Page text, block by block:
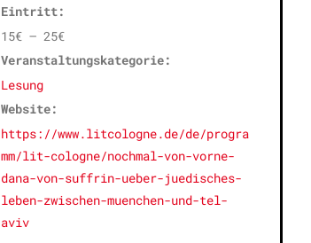
Eintritt:
15€ – 25€
Veranstaltungskategorie:
Lesung
Website:
https://www.litcologne.de/de/progra
mm/lit-cologne/nochmal-von-vorne-
dana-von-suffrin-ueber-juedisches-
leben-zwischen-muenchen-und-tel-
aviv